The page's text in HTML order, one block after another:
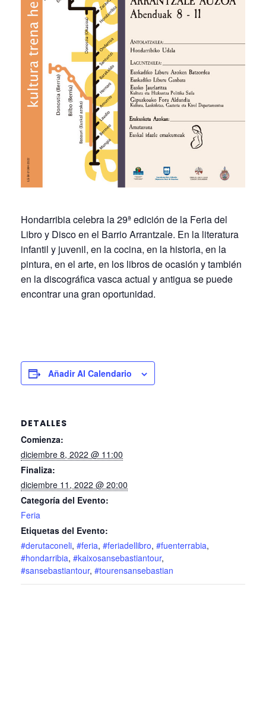
Hondarribia celebra la 29ª edición de la Feria del
Libro y Disco en el Barrio Arrantzale. En la literatura
infantil y juvenil, en la cocina, en la historia, en la
pintura, en el arte, en los libros de ocasión y también
en la discográfica vasca actual y antigua se puede
encontrar una gran oportunidad.
Añadir Al Calendario
DETALLES
Comienza:
diciembre 8, 2022 @ 11:00
Finaliza:
diciembre 11, 2022 @ 20:00
Categoría del Evento:
Feria
Etiquetas del Evento:
#derutaconeli, #feria, #feriadellibro, #fuenterrabia,
#hondarribia, #kaixosansebastiantour,
#sansebastiantour, #tourensansebastian